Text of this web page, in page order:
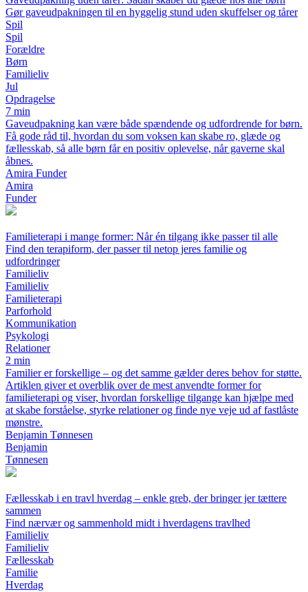
Gør gaveudpakningen til en hyggelig stund uden skuffelser og tårer
Spil
Spil
Forældre
Børn
Familieliv
Jul
Opdragelse
7 min
Gaveudpakning kan være både spændende og udfordrende for børn.
Få gode råd til, hvordan du som voksen kan skabe ro, glæde og
fællesskab, så alle børn får en positiv oplevelse, når gaverne skal
åbnes.
Amira Funder
Amira
Funder
Familieterapi i mange former: Når én tilgang ikke passer til alle
Find den terapiform, der passer til netop jeres familie og
udfordringer
Familieliv
Familieliv
Familieterapi
Parforhold
Kommunikation
Psykologi
Relationer
2 min
Familier er forskellige – og det samme gælder deres behov for støtte.
Artiklen giver et overblik over de mest anvendte former for
familieterapi og viser, hvordan forskellige tilgange kan hjælpe med
at skabe forståelse, styrke relationer og finde nye veje ud af fastlåste
mønstre.
Benjamin Tønnesen
Benjamin
Tønnesen
Fællesskab i en travl hverdag – enkle greb, der bringer jer tættere
sammen
Find nærvær og sammenhold midt i hverdagens travlhed
Familieliv
Familieliv
Fællesskab
Familie
Hverdag